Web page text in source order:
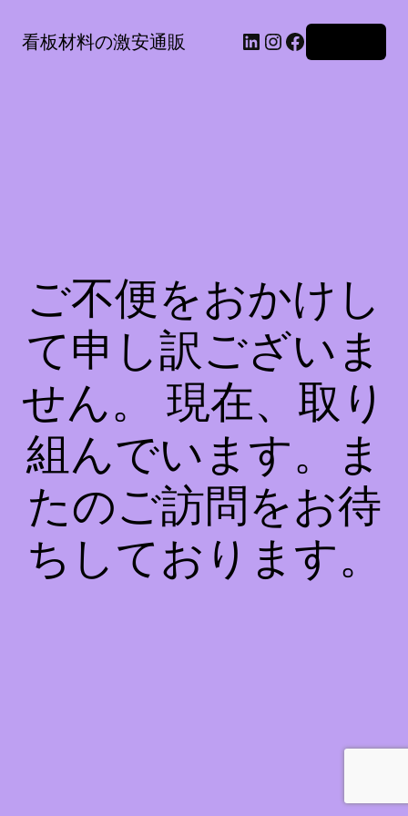
看板材料の激安通販 LinkedIn Instagram Facebook
ご不便をおかけし
て申し訳ございま
せん。 現在、取り
組んでいます。ま
たのご訪問をお待
ちしております。